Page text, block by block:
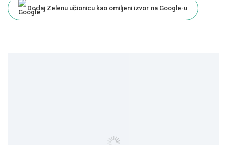
Dodaj Zelenu učionicu kao omiljeni izvor na Google-u